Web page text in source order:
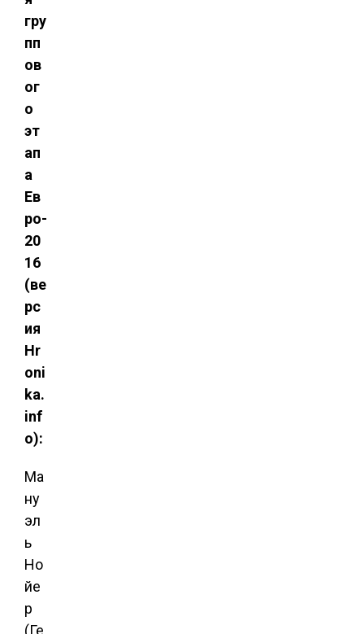
гру
пп
ов
ог
о
эт
ап
а
Ев
ро-
20
16
(ве
рс
ия
Hr
oni
ka.
inf
o):
Ма
ну
эл
ь
Но
йе
р
(Ге